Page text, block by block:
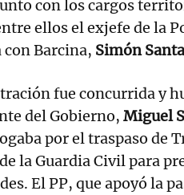
con los cargos
ellos el exjefe de la
Barcina, Simón
fue concurrida y
del Gobierno, Miguel
por el traspaso de
la Guardia Civil para
El PP, que apoyó la